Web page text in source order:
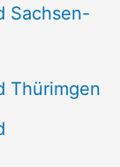
Sachsen-
Thürimgen